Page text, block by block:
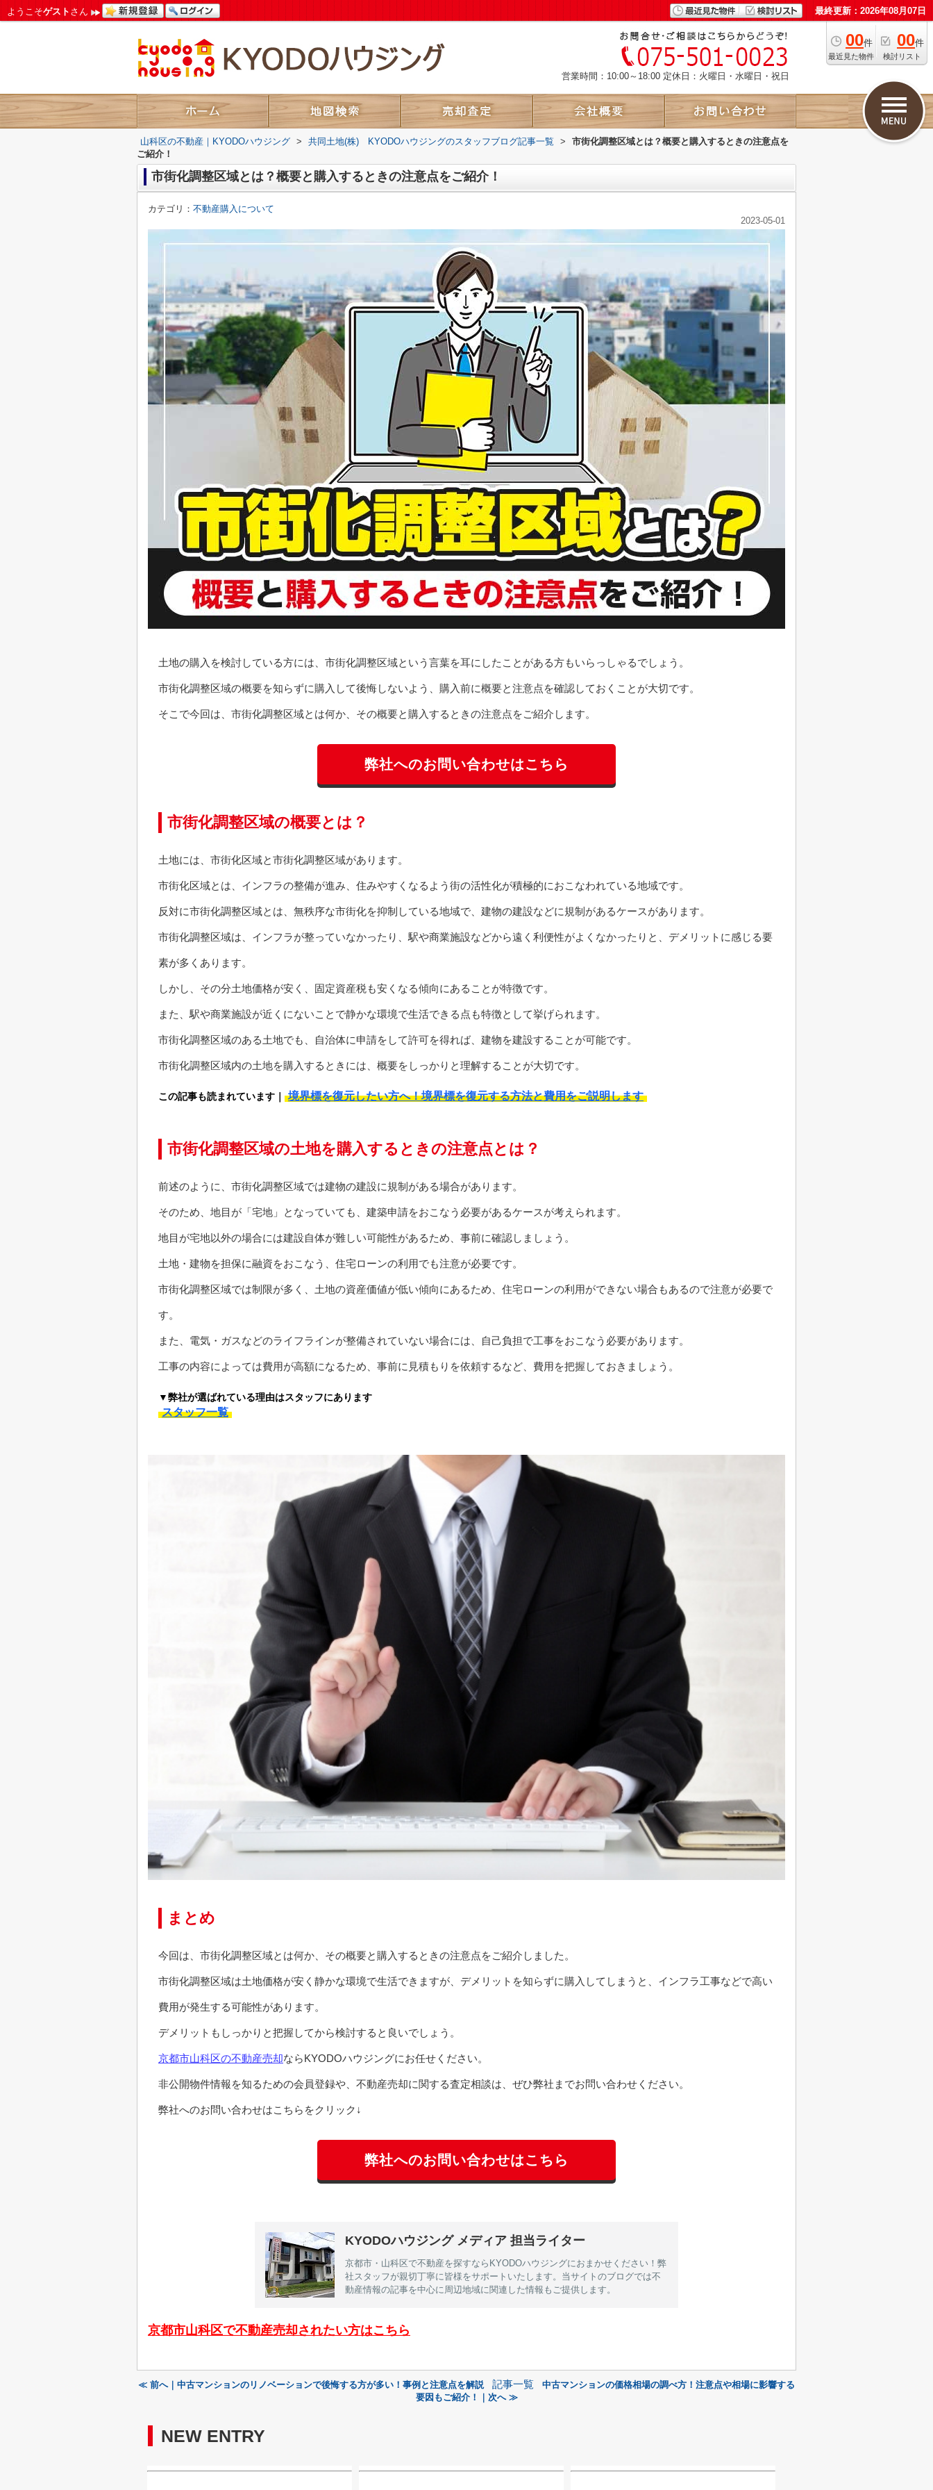
ようこそゲストさん 最終更新：2026年08月07日
00件
最近見た物件
00件
検討リスト
営業時間：10:00～18:00 定休日：火曜日・水曜日・祝日
山科区の不動産｜KYODOハウジング > 共同土地(株) KYODOハウジングのスタッフブログ記事一覧 >
市街化調整区域とは？概要と購入するときの注意点を
ご紹介！
市街化調整区域とは？概要と購入するときの注意点をご紹介！
カテゴリ： 不動産購入について
2023-05-01
土地の購入を検討している方には、市街化調整区域という言葉を耳にしたことがある方もいらっしゃるでしょう。
市街化調整区域の概要を知らずに購入して後悔しないよう、購入前に概要と注意点を確認しておくことが大切です。
そこで今回は、市街化調整区域とは何か、その概要と購入するときの注意点をご紹介します。
弊社へのお問い合わせはこちら
市街化調整区域の概要とは？
土地には、市街化区域と市街化調整区域があります。
市街化区域とは、インフラの整備が進み、住みやすくなるよう街の活性化が積極的におこなわれている地域です。
反対に市街化調整区域とは、無秩序な市街化を抑制している地域で、建物の建設などに規制があるケースがあります。
市街化調整区域は、インフラが整っていなかったり、駅や商業施設などから遠く利便性がよくなかったりと、デメリットに感じる要
素が多くあります。
しかし、その分土地価格が安く、固定資産税も安くなる傾向にあることが特徴です。
また、駅や商業施設が近くにないことで静かな環境で生活できる点も特徴として挙げられます。
市街化調整区域のある土地でも、自治体に申請をして許可を得れば、建物を建設することが可能です。
市街化調整区域内の土地を購入するときには、概要をしっかりと理解することが大切です。
この記事も読まれています｜ 境界標を復元したい方へ！境界標を復元する方法と費用をご説明します
市街化調整区域の土地を購入するときの注意点とは？
前述のように、市街化調整区域では建物の建設に規制がある場合があります。
そのため、地目が「宅地」となっていても、建築申請をおこなう必要があるケースが考えられます。
地目が宅地以外の場合には建設自体が難しい可能性があるため、事前に確認しましょう。
土地・建物を担保に融資をおこなう、住宅ローンの利用でも注意が必要です。
市街化調整区域では制限が多く、土地の資産価値が低い傾向にあるため、住宅ローンの利用ができない場合もあるので注意が必要で
す。
また、電気・ガスなどのライフラインが整備されていない場合には、自己負担で工事をおこなう必要があります。
工事の内容によっては費用が高額になるため、事前に見積もりを依頼するなど、費用を把握しておきましょう。
▼弊社が選ばれている理由はスタッフにあります
スタッフ一覧
まとめ
今回は、市街化調整区域とは何か、その概要と購入するときの注意点をご紹介しました。
市街化調整区域は土地価格が安く静かな環境で生活できますが、デメリットを知らずに購入してしまうと、インフラ工事などで高い
費用が発生する可能性があります。
デメリットもしっかりと把握してから検討すると良いでしょう。
京都市山科区の不動産売却ならKYODOハウジングにお任せください。
非公開物件情報を知るための会員登録や、不動産売却に関する査定相談は、ぜひ弊社までお問い合わせください。
弊社へのお問い合わせはこちらをクリック↓
弊社へのお問い合わせはこちら
KYODOハウジング メディア 担当ライター
京都市・山科区で不動産を探すならKYODOハウジングにおまかせください！弊
社スタッフが親切丁寧に皆様をサポートいたします。当サイトのブログでは不
動産情報の記事を中心に周辺地域に関連した情報もご提供します。
京都市山科区で不動産売却されたい方はこちら
≪ 前へ｜中古マンションのリノベーションで後悔する方が多い！事例と注意点を解説 記事一覧
中古マンションの価格相場の調べ方！注意点や相場に影響する
要因もご紹介！｜次へ ≫
NEW ENTRY